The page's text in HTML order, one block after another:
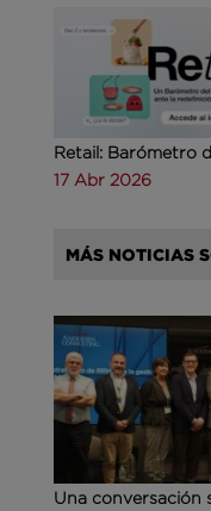
Retail: Barómetro
17 Abr 2026
MÁS NOTICIAS
Una conversación